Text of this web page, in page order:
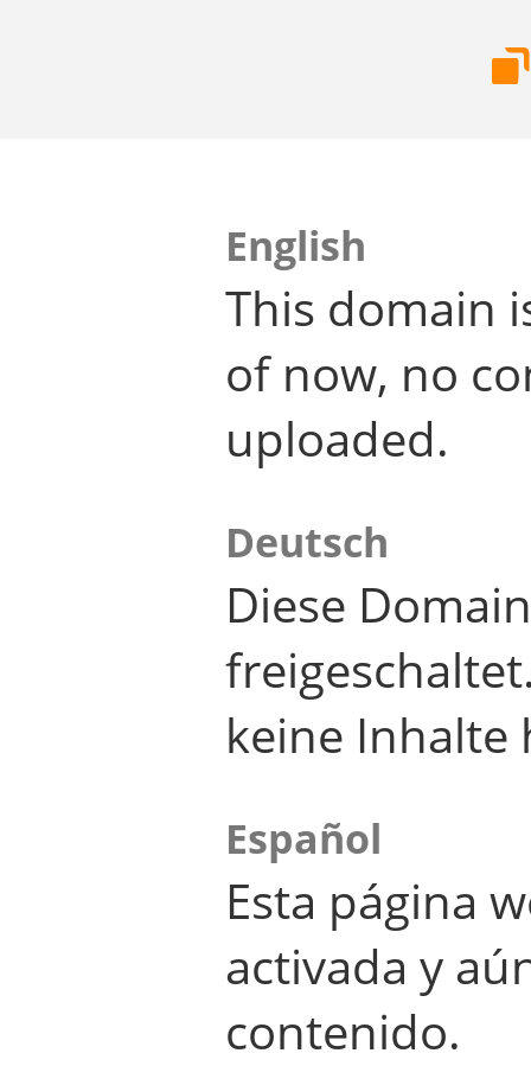
English
This domain
of now, no
uploaded.
Deutsch
Diese
keine Inhalte
Español
Esta página
activada y
contenido.